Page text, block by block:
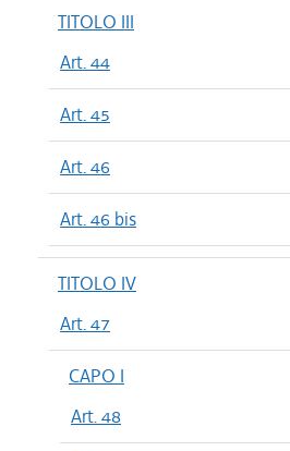
TITOLO III
Art. 44
Art. 45
Art. 46
Art. 46 bis
TITOLO IV
Art. 47
CAPO I
Art. 48